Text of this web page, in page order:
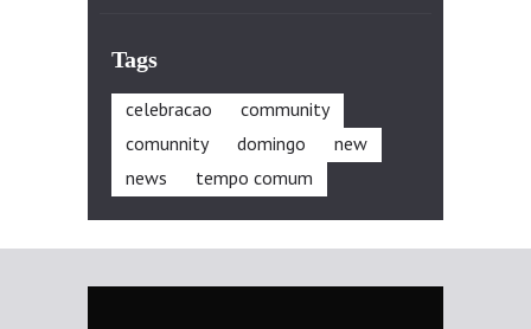
Tags
celebracao
community
comunnity
domingo
new
news
tempo comum